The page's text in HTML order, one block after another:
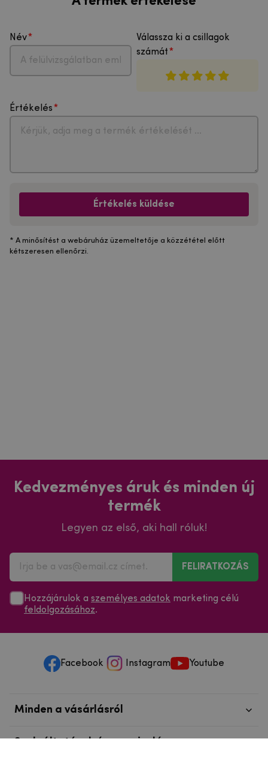
Név
Válassza ki a csillagok
számát
Értékelés
Értékelés küldése
* A minősítést a webáruház üzemeltetője a közzététel előtt
kétszeresen ellenőrzi.
Kedvezményes áruk és minden új
termék
Legyen az első, aki hall róluk!
FELIRATKOZÁS
Hozzájárulok a személyes adatok marketing célú
feldolgozásához.
Facebook Instagram Youtube
Minden a vásárlásról